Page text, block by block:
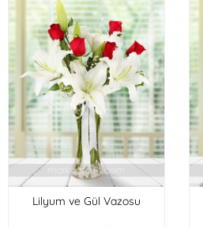
Lilyum ve Gül Vazosu